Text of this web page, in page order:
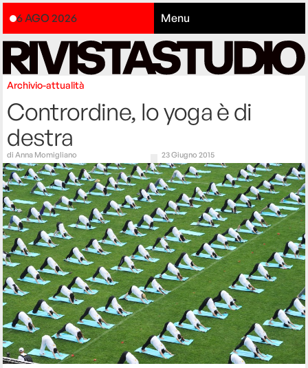
6 AGO 2026 Menu
Archivio-attualità
Contrordine, lo yoga è di
destra
diAnna Momigliano 23 Giugno 2015